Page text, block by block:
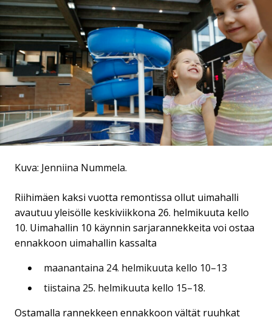
Kuva: Jenniina Nummela.
Riihimäen kaksi vuotta remontissa ollut uimahalli
avautuu yleisölle keskiviikkona 26. helmikuuta kello
10. Uimahallin 10 käynnin sarjarannekkeita voi ostaa
ennakkoon uimahallin kassalta
maanantaina 24. helmikuuta kello 10–13
tiistaina 25. helmikuuta kello 15–18.
Ostamalla rannekkeen ennakkoon vältät ruuhkat